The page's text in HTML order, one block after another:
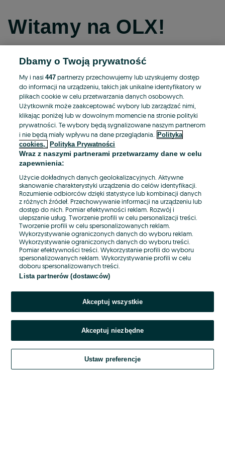
Witamy na OLX!
Kontynuuj przez Facebooka
Kontynuuj przez konto Apple
Kontynuuj przez konto Google
LUB
E-mail
Hasło
Nie pamiętasz hasła?
Zaloguj się
Kontynuując za pośrednictwem jednego z dostawców wskazanych powyżej,
Regulamin serwisu OLX.pl w jego aktualnym brzmieniu.
Dbamy o Twoją prywatność
My i nasi447 partnerzy przechowujemy lub uzyskujemy dostęp
do informacji na urządzeniu, takich jak unikalne identyfikatory w
plikach cookie w celu przetwarzania danych osobowych.
Użytkownik może zaakceptować wybory lub zarządzać nimi,
klikając poniżej lub w dowolnym momencie na stronie polityki
prywatności. Te wybory będą sygnalizowane naszym partnerom
i nie będą miały wpływu na dane przeglądania.
Polityka
cookies,
Polityka Prywatności
Wraz z naszymi partnerami przetwarzamy dane w celu
zapewnienia:
Użycie dokładnych danych geolokalizacyjnych. Aktywne
skanowanie charakterystyki urządzenia do celów identyfikacji.
Rozumienie odbiorców dzięki statystyce lub kombinacji danych
z różnych źródeł. Przechowywanie informacji na urządzeniu lub
dostęp do nich. Pomiar efektywności reklam. Rozwój i
ulepszanie usług. Tworzenie profili w celu personalizacji treści.
Tworzenie profili w celu spersonalizowanych reklam.
Wykorzystywanie ograniczonych danych do wyboru reklam.
Wykorzystywanie ograniczonych danych do wyboru treści.
Pomiar efektywności treści. Wykorzystanie profili do wyboru
spersonalizowanych reklam. Wykorzystywanie profili w celu
doboru spersonalizowanych treści.
Lista partnerów (dostawców)
Akceptuj wszystkie
Akceptuj niezbędne
Ustaw preferencje